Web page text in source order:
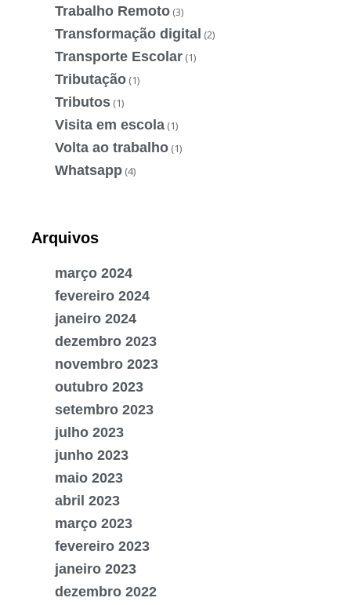
Trabalho Remoto (3)
Transformação digital (2)
Transporte Escolar (1)
Tributação (1)
Tributos (1)
Visita em escola (1)
Volta ao trabalho (1)
Whatsapp (4)
Arquivos
março 2024
fevereiro 2024
janeiro 2024
dezembro 2023
novembro 2023
outubro 2023
setembro 2023
julho 2023
junho 2023
maio 2023
abril 2023
março 2023
fevereiro 2023
janeiro 2023
dezembro 2022